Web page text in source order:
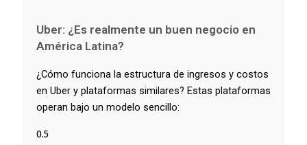
Uber: ¿Es realmente un buen negocio en
América Latina?
¿Cómo funciona la estructura de ingresos y costos
en Uber y plataformas similares? Estas plataformas
operan bajo un modelo sencillo: